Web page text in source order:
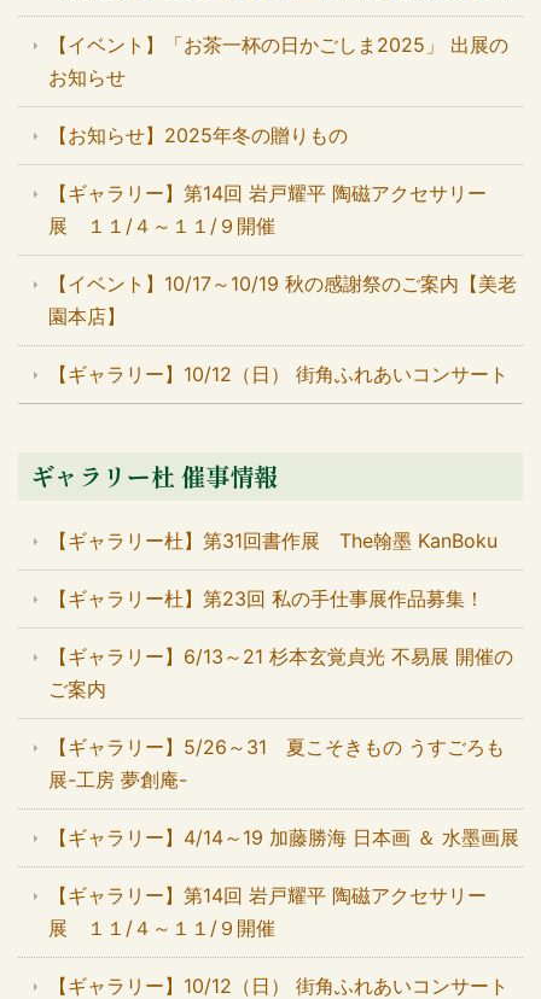
【イベント】「お茶一杯の日かごしま2025」 出展の
お知らせ
【お知らせ】2025年冬の贈りもの
【ギャラリー】第14回 岩戸耀平 陶磁アクセサリー
展 １１/４～１１/９開催
【イベント】10/17～10/19 秋の感謝祭のご案内【美老
園本店】
【ギャラリー】10/12（日） 街角ふれあいコンサート
ギャラリー杜 催事情報
【ギャラリー杜】第31回書作展 The翰墨 KanBoku
【ギャラリー杜】第23回 私の手仕事展作品募集！
【ギャラリー】6/13～21 杉本玄覚貞光 不易展 開催の
ご案内
【ギャラリー】5/26～31 夏こそきもの うすごろも
展-工房 夢創庵-
【ギャラリー】4/14～19 加藤勝海 日本画 ＆ 水墨画展
【ギャラリー】第14回 岩戸耀平 陶磁アクセサリー
展 １１/４～１１/９開催
【ギャラリー】10/12（日） 街角ふれあいコンサート